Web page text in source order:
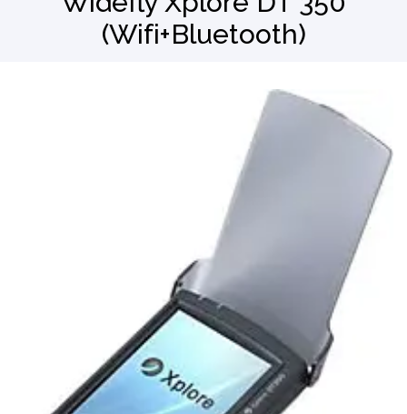
Barkod Okuyucu(Wifi+Bluetooth)